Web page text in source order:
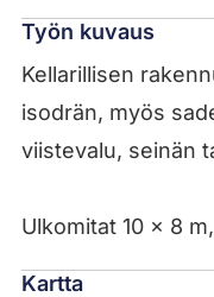
Työn kuvaus
Kellarillisen
isodrän, myös
viistevalu, seinän
Ulkomitat 10 x 8
Kartta